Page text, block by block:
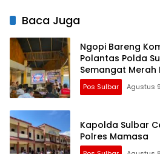
Baca Juga
Ngopi Bareng
Polantas Polda
Semangat
Pos Sulbar Agustus
Kapolda Sulbar
Polres Mamasa